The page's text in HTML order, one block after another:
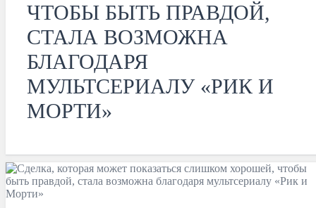
ЧТОБЫ БЫТЬ ПРАВДОЙ,
СТАЛА ВОЗМОЖНА
БЛАГОДАРЯ
МУЛЬТСЕРИАЛУ «РИК И
МОРТИ»